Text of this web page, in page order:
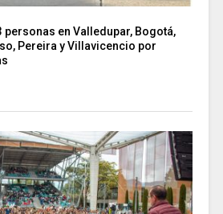
personas en Valledupar, Bogotá,
Pereira y Villavicencio por